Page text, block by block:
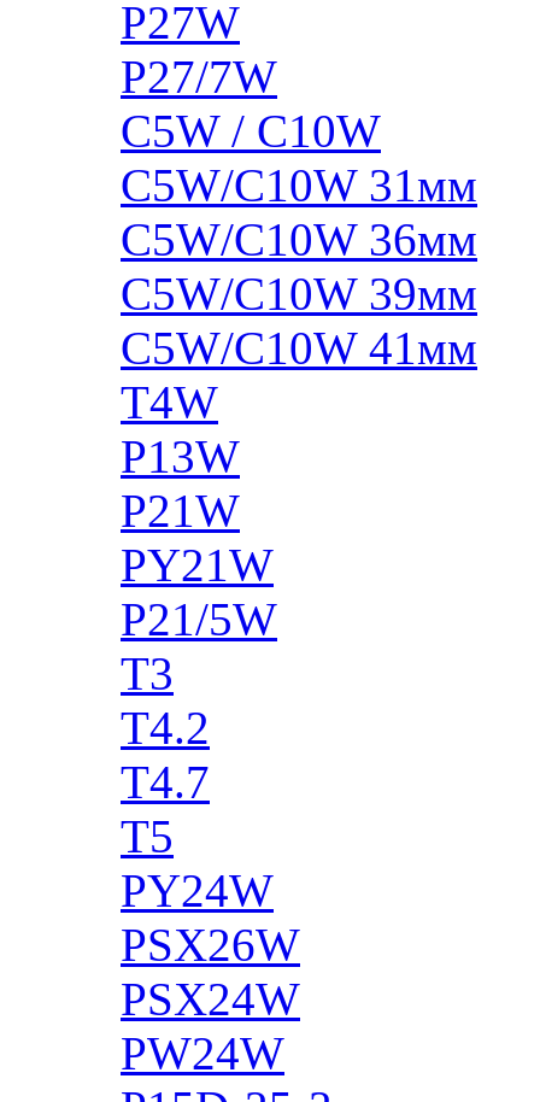
P27W
P27/7W
C5W / C10W
C5W/C10W 31мм
C5W/C10W 36мм
C5W/C10W 39мм
C5W/C10W 41мм
T4W
P13W
P21W
PY21W
P21/5W
T3
T4.2
T4.7
T5
PY24W
PSX26W
PSX24W
PW24W